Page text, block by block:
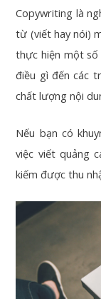
Copywriting là
từ (viết hay nói)
thực hiện một
điều gì đến các
chất lượng nội
Nếu bạn có
việc viết quảng
kiếm được thu